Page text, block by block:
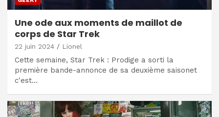
Une ode aux moments de maillot de
corps de Star Trek
22 juin 2024 Lionel
Cette semaine, Star Trek : Prodige a sorti la
première bande-annonce de sa deuxième saisonet
c'est…